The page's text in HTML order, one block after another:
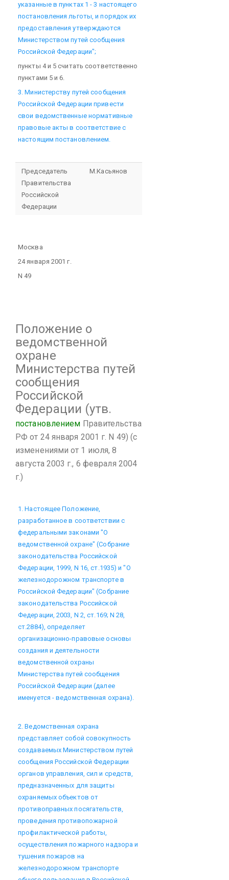
указанные в пунктах 1 - 3 настоящего
постановления льготы, и порядок их
предоставления утверждаются
Министерством путей сообщения
Российской Федерации";
пункты 4 и 5 считать соответственно
пунктами 5 и 6.
3. Министерству путей сообщения
Российской Федерации привести
свои ведомственные нормативные
правовые акты в соответствие с
настоящим постановлением.
Председатель
Правительства
Российской
Федерации
М.Касьянов
Москва
24 января 2001 г.
N 49
Положение о
ведомственной
охране
Министерства путей
сообщения
Российской
Федерации (утв.
постановлением Правительства
РФ от 24 января 2001 г. N 49) (с
изменениями от 1 июля, 8
августа 2003 г., 6 февраля 2004
г.)
1. Настоящее Положение,
разработанное в соответствии с
федеральными законами "О
ведомственной охране" (Собрание
законодательства Российской
Федерации, 1999, N 16, ст.1935) и "О
железнодорожном транспорте в
Российской Федерации" (Собрание
законодательства Российской
Федерации, 2003, N 2, ст.169; N 28,
ст.2884), определяет
организационно-правовые основы
создания и деятельности
ведомственной охраны
Министерства путей сообщения
Российской Федерации (далее
именуется - ведомственная охрана).
2. Ведомственная охрана
представляет собой совокупность
создаваемых Министерством путей
сообщения Российской Федерации
органов управления, сил и средств,
предназначенных для защиты
охраняемых объектов от
противоправных посягательств,
проведения противопожарной
профилактической работы,
осуществления пожарного надзора и
тушения пожаров на
железнодорожном транспорте